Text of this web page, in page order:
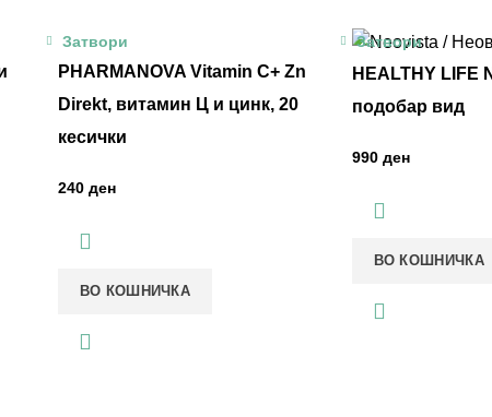
Затвори
PHARMANOVA Vitamin C+ Zn
Direkt, витамин Ц и цинк, 20
кесички
ден
ВО КОШНИЧКА
Затвори
HEALTHY LIFE
подобар вид
ден
ВО КОШНИЧКА